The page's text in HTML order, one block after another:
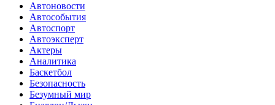
Автоновости
Автособытия
Автоспорт
Автоэксперт
Актеры
Аналитика
Баскетбол
Безопасность
Безумный мир